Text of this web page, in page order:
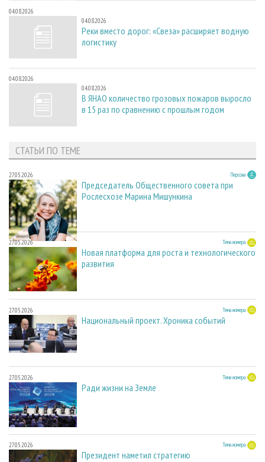
04.08.2026
04.08.2026
Реки вместо дорог: «Свеза» расширяет водную
логистику
04.08.2026
04.08.2026
В ЯНАО количество грозовых пожаров выросло
в 15 раз по сравнению с прошлым годом
СТАТЬИ ПО ТЕМЕ
27.05.2026 Персона
Председатель Общественного совета при
Рослесхозе Марина Мишункина
27.05.2026 Тема номера
Новая платформа для роста и технологического
развития
27.05.2026 Тема номера
Национальный проект. Хроника событий
27.05.2026 Тема номера
Ради жизни на Земле
27.05.2026 Тема номера
Президент наметил стратегию